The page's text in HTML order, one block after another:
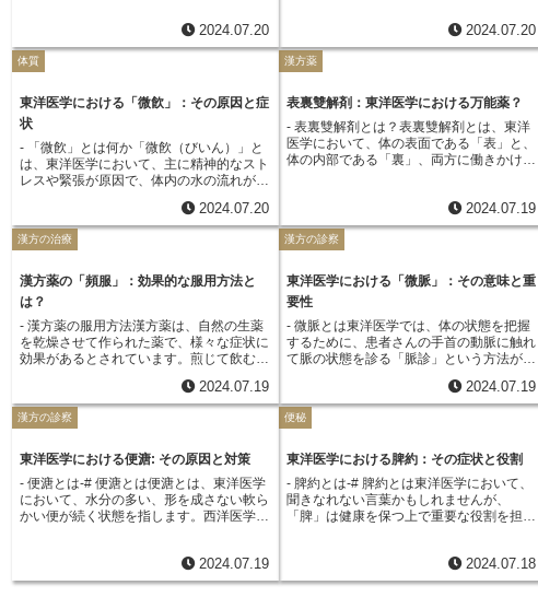
入した状態を裏証と呼び、それぞれに適し
た治療法が異なります。 表寒証の場合、
発汗を促して寒邪を体外に排出することを
姜やネギなど体を温める効果のある食材を
積極的に摂ったり、体を温める効果のある
葛根湯などの漢方薬が用いられることがあ
ります。また、十分な休養と睡眠をとり、
体を温かく保つことも大切です。表寒証
は、適切な処置を行えば比較的早く回復す
の奥深くまで侵入し、咳や痰、発熱などの
症状が悪化する可能性もあります。そのた
め、初期の段階で適切な対策を講じること
と闘っているサインと捉えられます。表証
は、悪化すると「裏証」へと進行する可能
性があります。これは、邪気が体の奥深く
に侵入してしまった状態を指し、高熱や激
より重い症状が現れます。表証を改善する
には、身体を温めて発汗を促し、邪気を体
外へ排出することが重要です。具体的に
は、温かい服装を心がけたり、生姜やネギ
など体を温める効果のある食材を積極的に
な休息と睡眠をとり、身体の抵抗力を高め
ることも大切です。もし、症状が改善しな
い場合や、悪化する傾向が見られる場合
は、自己判断せずに、早めに専門の医療機
化吸収に関わる機能全体を包括的に表して
います。この脾の働きに、熱が生じてバラ
ンスを崩してしまう状態を脾熱と呼びま
たい食べ物や飲み物の摂り過ぎなど、食生
活の乱れによって引き起こされます。ま
た、過労やストレス、睡眠不足なども脾に
負担をかけ、熱を生み出す原因となりま
す。脾熱になると、食欲不振や胃もたれ、
下痢や便秘、お腹の張り、吐き気、倦怠
苔が黄色くなる、など様々な症状が現れま
す。東洋医学では、病気の治療だけでな
く、未病の段階で体の不調を整え、健康な
から、脾に負担をかけないよう、バランス
の取れた食事や十分な睡眠、適度な運動を
心がけ、ストレスを溜めないようにするこ
とが大切です。
2024.07.20
指すのではなく、現代医学の消化器官全体
を含む、より広範な働きを担うものです。
「脾」は、飲食物を消化吸収し、そこから
ます。この「脾」の働きが弱まり冷えが生
じた状態を「脾寒」と言います。「脾寒」
になると、消化吸収機能が低下し、さまざ
まな不調が現れます。「脾寒」の原因は、
冷えやすい食べ物の摂り過ぎや、冷たい飲
す。その他、過労やストレス、睡眠不足な
ども「脾」の働きを弱める原因となりま
す。「脾寒」になると、食欲不振や胃もた
くなります。また、顔色が悪くなったり、
手足が冷えたり、むくみが出やすくなった
りするのも特徴です。さらに、疲れやすく
なったり、気分が落ち込みやすくなったり
することもあります。「脾寒」を改善する
には、身体を温めることが大切です。普段
がけ、生姜やネギ、ニンニクなどの身体を
温める食材を積極的に摂り入れましょう。
また、冷たい飲み物は控え、温かいお茶や
に、適度な運動や十分な睡眠を心がけ、
「脾」の働きを高めるようにしましょう。
2024.07.20
体質
東洋医学における「微飮」：その原因と症
状
- 「微飮」とは何か「微飮（びいん）」と
は、東洋医学において、主に精神的なスト
レスや緊張が原因で、体内の水の流れが滞
水分は絶えず循環し、生命活動の維持に欠
かせないと考えられています。この水の流
れが滞ることを「水毒」と呼びますが、
たると考えられています。「微飮」は、目
に見えるほどのむくみがない場合でも、体
のだるさや重さ、頭痛、めまい、食欲不
振、軟便といった症状が現れることがあり
ます。現代医学の「浮腫」は、目に見える
むくみを伴う場合に診断されますが、「微
飮」は、東洋医学独自の概念であり、西洋
医学の病名とは直接対応しません。「微
飮」は、あくまで東洋医学的な診断名であ
り、自己判断は危険です。気になる症状が
しましょう。
2024.07.20
漢方薬
表裏雙解剤：東洋医学における万能薬？
- 表裏雙解剤とは？表裏雙解剤とは、東洋
医学において、体の表面である「表」と、
体の内部である「裏」、両方に働きかける
邪気によって引き起こされる病気は「表
証」、体の内部の不調が原因で発症する病
気は「裏証」と捉えます。\n表裏雙解剤
表証と裏証が複雑に絡み合った状態に用い
られます。例えば、寒気や発熱、頭痛など
風邪の初期症状である「表証」が見られる
一方で、同時に胃腸の不調や倦怠感といっ
た「裏証」も併せ持つような場合です。\n
このような場合、どちらか一方のみに対処
ーチする必要があると考えられています。
\n表裏雙解剤は、体の表面に作用して邪気
を発散させると同時に、体の内部の機能を
き、健康な状態へと導くことを目的として
2024.07.19
漢方の治療
漢方薬の「頻服」：効果的な服用方法と
は？
- 漢方薬の服用方法漢方薬は、自然の生薬
を乾燥させて作られた薬で、様々な症状に
効果があるとされています。煎じて飲む
「エキス剤」など、形状も様々です。服用
方法も、症状や体質、使用する生薬の種類
や組み合わせによって異なります。一般的
回服用することが多いです。ただし、漢方
薬は西洋薬とは異なり、自己判断で服用量
を変えたり、服用を中止したりすることは
大変危険です。必ず医師や薬剤師の指示に
従ってください。漢方薬の中には、「頻
る場合があります。これは、症状が重い場
合や、緊急性を要する場合などに、決めら
れた時間の間隔で頻繁に服用する方法で
2024.07.19
漢方の診察
東洋医学における「微脈」：その意味と重
要性
- 微脈とは東洋医学では、体の状態を把握
するために、患者さんの手首の動脈に触れ
て脈の状態を診る「脈診」という方法があ
どを総合的に判断することで、体の状態や
病気の兆候を読み取っていきます。脈診
は、視診、聴診、嗅診、問診と並ぶ重要な
でも、「微脈」は特に注意深く診るべき脈
の一つです。微脈は、読んで字のごとく、
糸のように細く、指で触れてもはっきりと
感じ取れないような弱い脈を指します。ま
るで、かすかな風になびく糸のように、そ
洋医学では体のエネルギーが不足している
「虚」の状態を示す脈として捉えられてい
ます。微脈が現れる原因は様々ですが、疲
2024.07.19
漢方の診察
東洋医学における便溏: その原因と対策
- 便溏とは-# 便溏とは便溏とは、東洋医学
において、水分の多い、形を成さない軟ら
かい便が続く状態を指します。西洋医学で
状として捉えるのではなく、身体からのサ
インとして重視します。便の状態は、その
2024.07.19
便秘
東洋医学における脾約：その症状と役割
- 脾約とは-# 脾約とは東洋医学において、
聞きなれない言葉かもしれませんが、
「脾」は健康を保つ上で重要な役割を担っ
助け、栄養を全身に送り届け、体内の水分
バランスを調整するなど、多岐にわたる働
2024.07.18